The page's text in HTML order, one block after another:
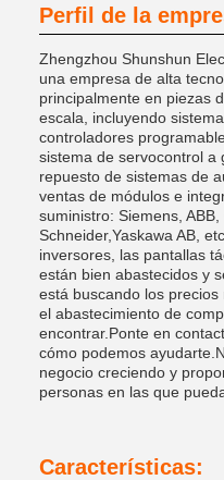
Perfil de la
Zhengzhou Shunshun
una empresa de alta
principalmente en piezas
escala, incluyendo
controladores
sistema de servocontrol a
repuesto de sistemas de
ventas de módulos e
suministro: Siemens,
Schneider,Yaskawa AB,
inversores, las pantallas
están bien abastecidos y
está buscando los
el abastecimiento de
encontrar.Ponte en
cómo podemos
negocio creciendo y
personas en las que
Características: